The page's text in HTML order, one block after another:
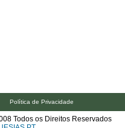
Política de Privacidade
Todos os Direitos Reservados